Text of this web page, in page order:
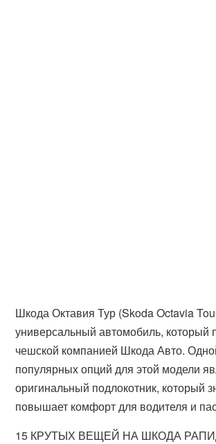
Шкода Октавия Тур (Skoda Octavia
универсальный автомобиль, который
чешской компанией Шкода Авто.
популярных опций для этой модели
оригинальный подлокотник, который
повышает комфорт для водителя и
15 КРУТЫХ ВЕЩЕЙ НА ШКОДА